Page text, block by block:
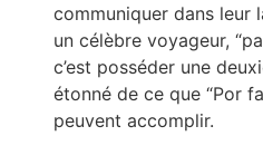
communiquer dans leur
un célèbre voyageur,
c’est posséder une
étonné de ce que “Por
peuvent accomplir.